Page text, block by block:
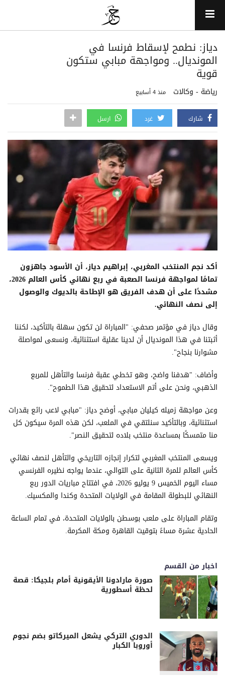
دياز: نطمح لإسقاط فرنسا في
المونديال.. ومواجهة مبابي ستكون
قوية
رياضة - وكالات منذ 4 أسابيع
شارك غرد ارسل
أكد نجم المنتخب المغربي، إبراهيم دياز، أن الأسود جاهزون
تمامًا لمواجهة فرنسا الصعبة في ربع نهائي كأس العالم 2026،
مشددًا على أن هدف الفريق هو الإطاحة بالديوك والوصول
إلى نصف النهائي.
وقال دياز في مؤتمر صحفي: "المباراة لن تكون سهلة بالتأكيد، لكننا
أثبتنا في هذا المونديال أن لدينا عقلية استثنائية، ونسعى لمواصلة
مشوارنا بنجاح".
وأضاف: "هدفنا واضح، وهو تخطي عقبة فرنسا والتأهل للمربع
الذهبي، ونحن على أتم الاستعداد لتحقيق هذا الطموح".
وعن مواجهة زميله كيليان مبابي، أوضح دياز: "مبابي لاعب رائع بقدرات
استثنائية، وبالتأكيد سنلتقي في الملعب، لكن هذه المرة سيكون كل
منا متمسكًا بمساعدة منتخب بلاده لتحقيق النصر".
ويسعى المنتخب المغربي لتكرار إنجازه التاريخي والتأهل لنصف نهائي
كأس العالم للمرة الثانية على التوالي، عندما يواجه نظيره الفرنسي
مساء اليوم الخميس 9 يوليو 2026، في افتتاح مباريات الدور ربع
النهائي للبطولة المقامة في الولايات المتحدة وكندا والمكسيك.
وتقام المباراة على ملعب بوسطن بالولايات المتحدة، في تمام الساعة
الحادية عشرة مساءً بتوقيت القاهرة ومكة المكرمة.
اخبار من القسم
صورة مارادونا الأيقونية أمام بلجيكا: قصة
لحظة أسطورية
الدوري التركي يشعل الميركاتو بضم نجوم
أوروبا الكبار